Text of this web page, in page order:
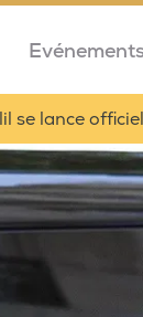
se lance